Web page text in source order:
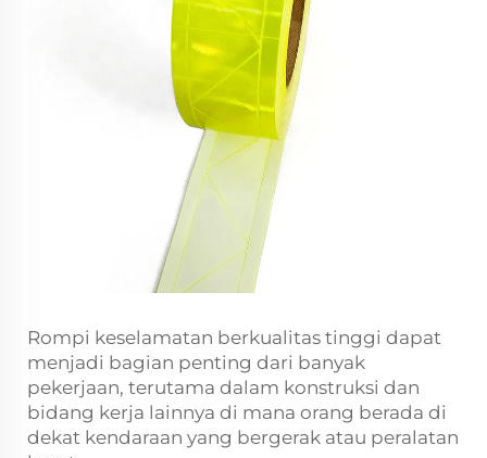
Rompi keselamatan berkualitas tinggi dapat
menjadi bagian penting dari banyak
pekerjaan, terutama dalam konstruksi dan
bidang kerja lainnya di mana orang berada di
dekat kendaraan yang bergerak atau peralatan